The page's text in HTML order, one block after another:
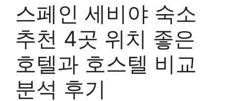
스페인 세비야 숙소
추천 4곳 위치 좋은
호텔과 호스텔 비교
분석 후기